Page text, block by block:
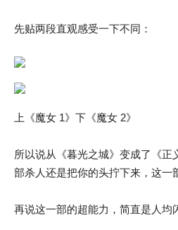
先贴两段直观感受一下不同：
上《魔女 1》下《魔女 2》
所以说从《暮光之城》变成了《正
部杀人还是把你的头拧下来，这一
再说这一部的超能力，简直是人均